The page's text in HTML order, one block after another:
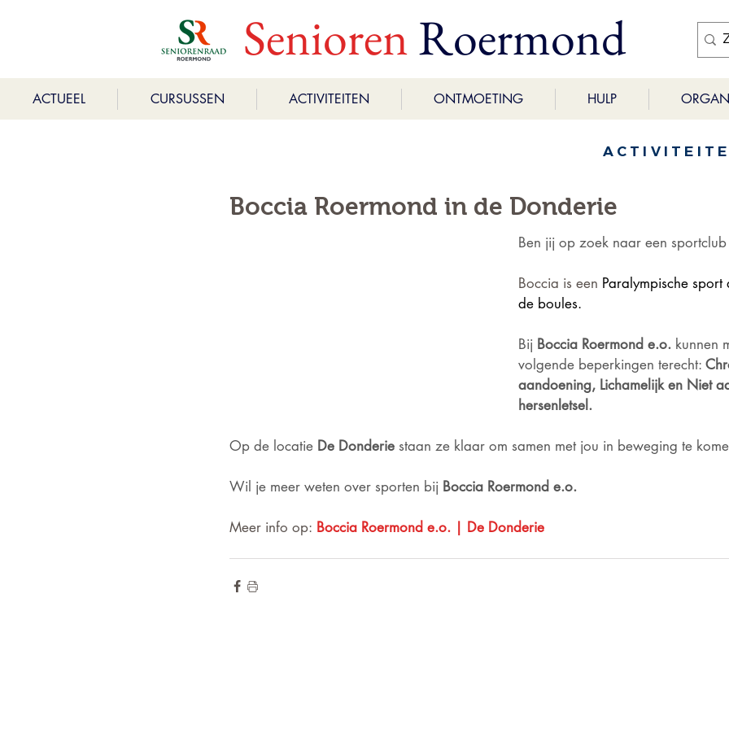
SeniorenRoermond
ACTUEEL CURSUSSEN ACTIVITEITEN ONTMOETING HULP
Boccia Roermond in de Donderie
Ben jij op zoek naar een
Boccia is een Paralympische
de boules.
Bij Boccia Roermond e.o. kunnen
volgende beperkingen terecht:
aandoening, Lichamelijk en Niet
hersenletsel.
Op de locatie De Donderie staan ze klaar om samen met jou in beweging te
Wil je meer weten over sporten bij Boccia Roermond e.o.
Meer info op: Boccia Roermond e.o. | De Donderie